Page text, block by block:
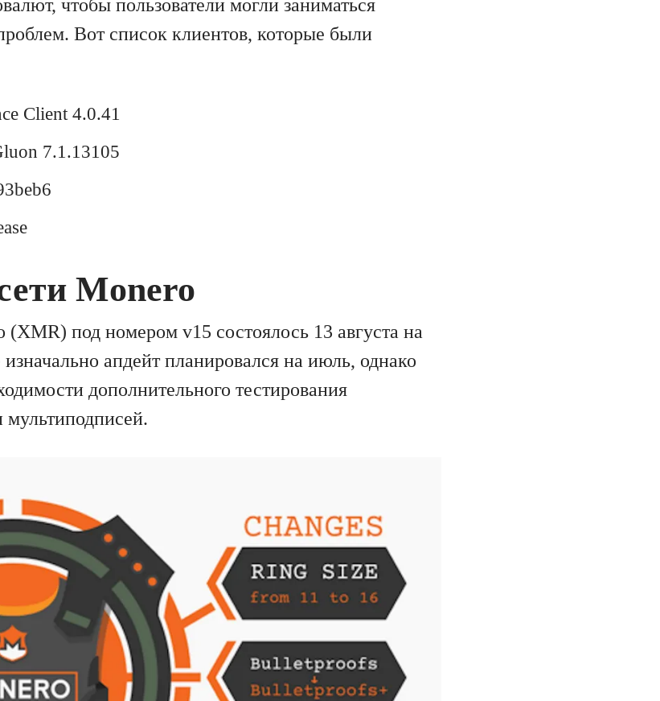
чтобы пользователи могли заниматься
Вот список клиентов, которые были
Client 4.0.41
7.1.13105
Monero
под номером v15 состоялось 13 августа на
апдейт планировался на июль, однако
дополнительного тестирования
мультиподписей.